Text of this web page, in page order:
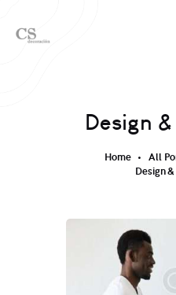
Design
Home
All
Design